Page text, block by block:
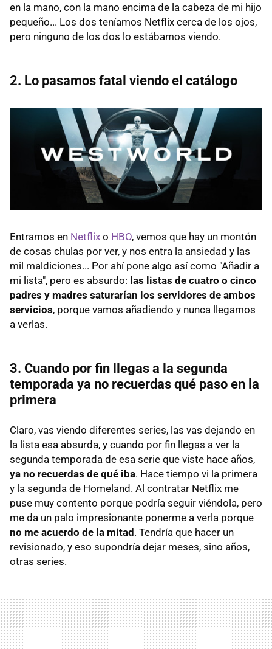
en la mano, con la mano encima de la cabeza de mi hijo
pequeño... Los dos teníamos Netflix cerca de los ojos,
pero ninguno de los dos lo estábamos viendo.
2. Lo pasamos fatal viendo el catálogo
Entramos en Netflix o HBO, vemos que hay un montón
de cosas chulas por ver, y nos entra la ansiedad y las
mil maldiciones... Por ahí pone algo así como "Añadir a
mi lista", pero es absurdo: las listas de cuatro o cinco
padres y madres saturarían los servidores de ambos
servicios, porque vamos añadiendo y nunca llegamos
a verlas.
3. Cuando por fin llegas a la segunda
temporada ya no recuerdas qué paso en la
primera
Claro, vas viendo diferentes series, las vas dejando en
la lista esa absurda, y cuando por fin llegas a ver la
segunda temporada de esa serie que viste hace años,
ya no recuerdas de qué iba. Hace tiempo vi la primera
y la segunda de Homeland. Al contratar Netflix me
puse muy contento porque podría seguir viéndola, pero
me da un palo impresionante ponerme a verla porque
no me acuerdo de la mitad. Tendría que hacer un
revisionado, y eso supondría dejar meses, sino años,
otras series.